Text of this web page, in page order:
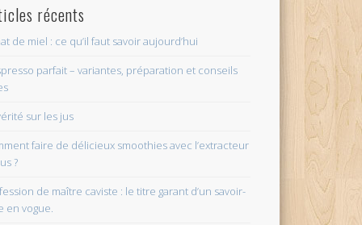
récents
de miel : ce qu’il faut savoir aujourd’hui
parfait – variantes, préparation et conseils
sur les jus
faire de délicieux smoothies avec l’extracteur
?
de maître caviste : le titre garant d’un savoir-
en vogue.
milliers de